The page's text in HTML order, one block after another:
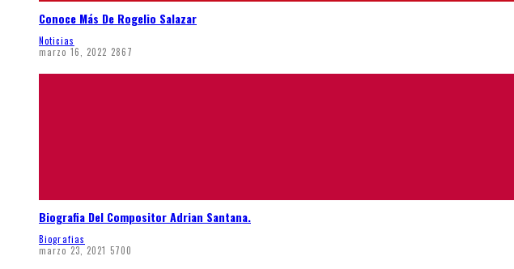
Conoce Más De Rogelio Salazar
Noticias
marzo 16, 2022 2867
Biografia Del Compositor Adrian Santana.
Biografias
marzo 23, 2021 5700